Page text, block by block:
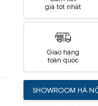
giá tốt nhất
Giao hàng
toàn quốc
SHOWROOM HÀ